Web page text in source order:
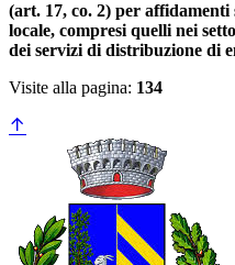
(art. 17, co. 2) per
locale, compresi quelli nei
dei servizi di distribuzione di
Visite alla pagina: 134